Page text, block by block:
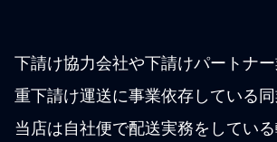
下請け協力会社や下請けパートナ
重下請け運送に事業依存している同
当店は自社便で配送実務をしてい